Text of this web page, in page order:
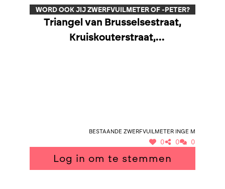
WORD OOK JIJ ZWERFVUILMETER OF -PETER?
Triangel van Brusselsestraat,
Kruiskouterstraat,
Bestaande zwerfvuilmeter Inge M
0 0 0
Log in om te stemmen